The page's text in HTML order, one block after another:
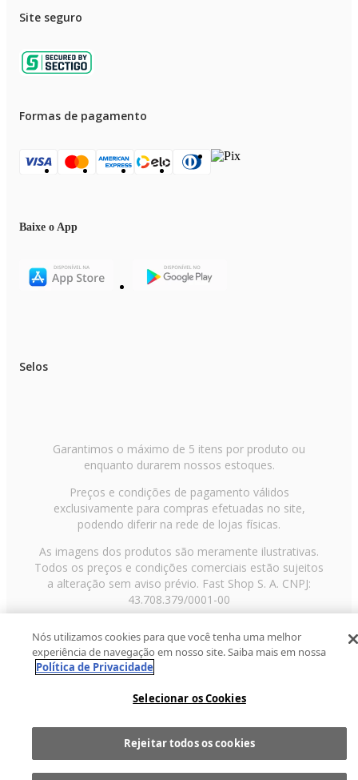
Site seguro
Formas de pagamento
Baixe o App
Selos
Garantimos o máximo de 5 itens por produto ou
enquanto durarem nossos estoques.
Preços e condições de pagamento válidos
exclusivamente para compras efetuadas no site,
podendo diferir na rede de lojas físicas.
As imagens dos produtos são meramente ilustrativas.
Todos os preços e condições comerciais estão sujeitos
a alteração sem aviso prévio. Fast Shop S. A. CNPJ:
43.708.379/0001-00
Paulo/SP, CEP 02029-001, Telefone: 11 3003-3728 ©
2013 Fast Shop - Todos os direitos reservadosRF
Nós utilizamos cookies para que você tenha uma melhor
experiência de navegação em nosso site. Saiba mais em nossa
Política de Privacidade
Selecionar os Cookies
Rejeitar todos os cookies